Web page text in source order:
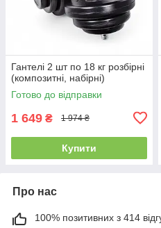
Гантелі 2 шт по 18 кг розбірні
(композитні, набірні)
Готово до відправки
1 649 ₴ 1 974 ₴
Купити
Про нас
100% позитивних з 414